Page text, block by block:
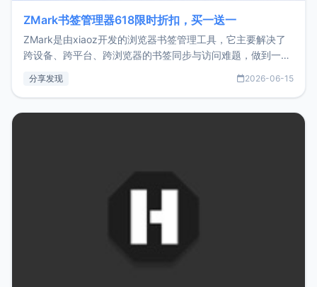
ZMark书签管理器618限时折扣，买一送一
ZMark是由xiaoz开发的浏览器书签管理工具，它主要解决了
跨设备、跨平台、跨浏览器的书签同步与访问难题，做到一处
用，让管理更高效。ZMark官网地址：
分享发现 2026-06-15